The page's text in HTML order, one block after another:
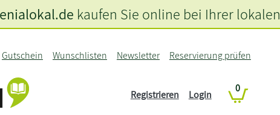
Gutschein Wunschlisten Newsletter Reservierung prüfen
Registrieren Login
0
kaufen Sie online bei Ihrer lokalen